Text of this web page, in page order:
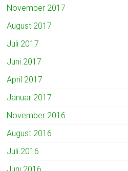
November 2017
August 2017
Juli 2017
Juni 2017
April 2017
Januar 2017
November 2016
August 2016
Juli 2016